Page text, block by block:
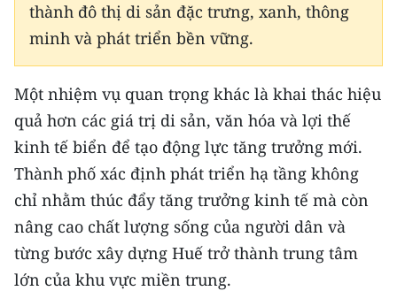
thành đô thị di sản đặc trưng, xanh, thông
minh và phát triển bền vững.
Một nhiệm vụ quan trọng khác là khai thác hiệu
quả hơn các giá trị di sản, văn hóa và lợi thế
kinh tế biển để tạo động lực tăng trưởng mới.
Thành phố xác định phát triển hạ tầng không
chỉ nhằm thúc đẩy tăng trưởng kinh tế mà còn
nâng cao chất lượng sống của người dân và
từng bước xây dựng Huế trở thành trung tâm
lớn của khu vực miền trung.